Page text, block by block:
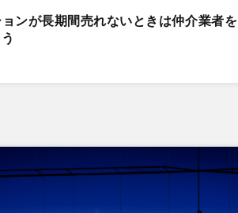
ンが長期間売れないときは仲介業者を